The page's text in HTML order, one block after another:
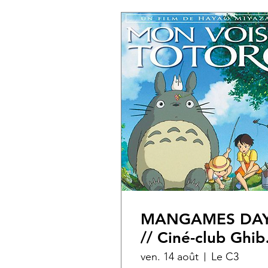
MANGAMES
// Ciné-club
"Mon voisin
ven. 14 août Le C3